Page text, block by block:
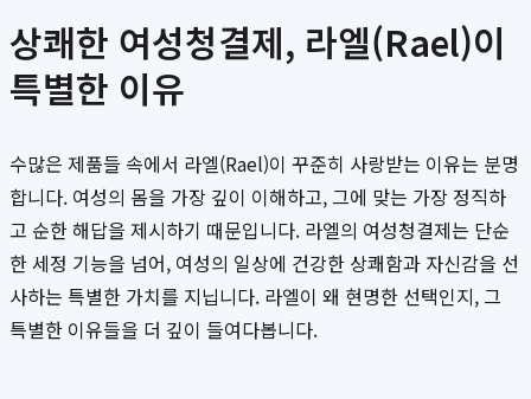
상쾌한 여성청결제, 라엘(Rael)이
특별한 이유
수많은 제품들 속에서 라엘(Rael)이 꾸준히 사랑받는 이유는 분명
합니다. 여성의 몸을 가장 깊이 이해하고, 그에 맞는 가장 정직하
고 순한 해답을 제시하기 때문입니다. 라엘의 여성청결제는 단순
한 세정 기능을 넘어, 여성의 일상에 건강한 상쾌함과 자신감을 선
사하는 특별한 가치를 지닙니다. 라엘이 왜 현명한 선택인지, 그
특별한 이유들을 더 깊이 들여다봅니다.